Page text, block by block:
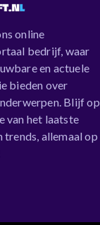
online
bedrijf, waar
en actuele
bieden over
Blijf op
van het laatste
trends, allemaal op